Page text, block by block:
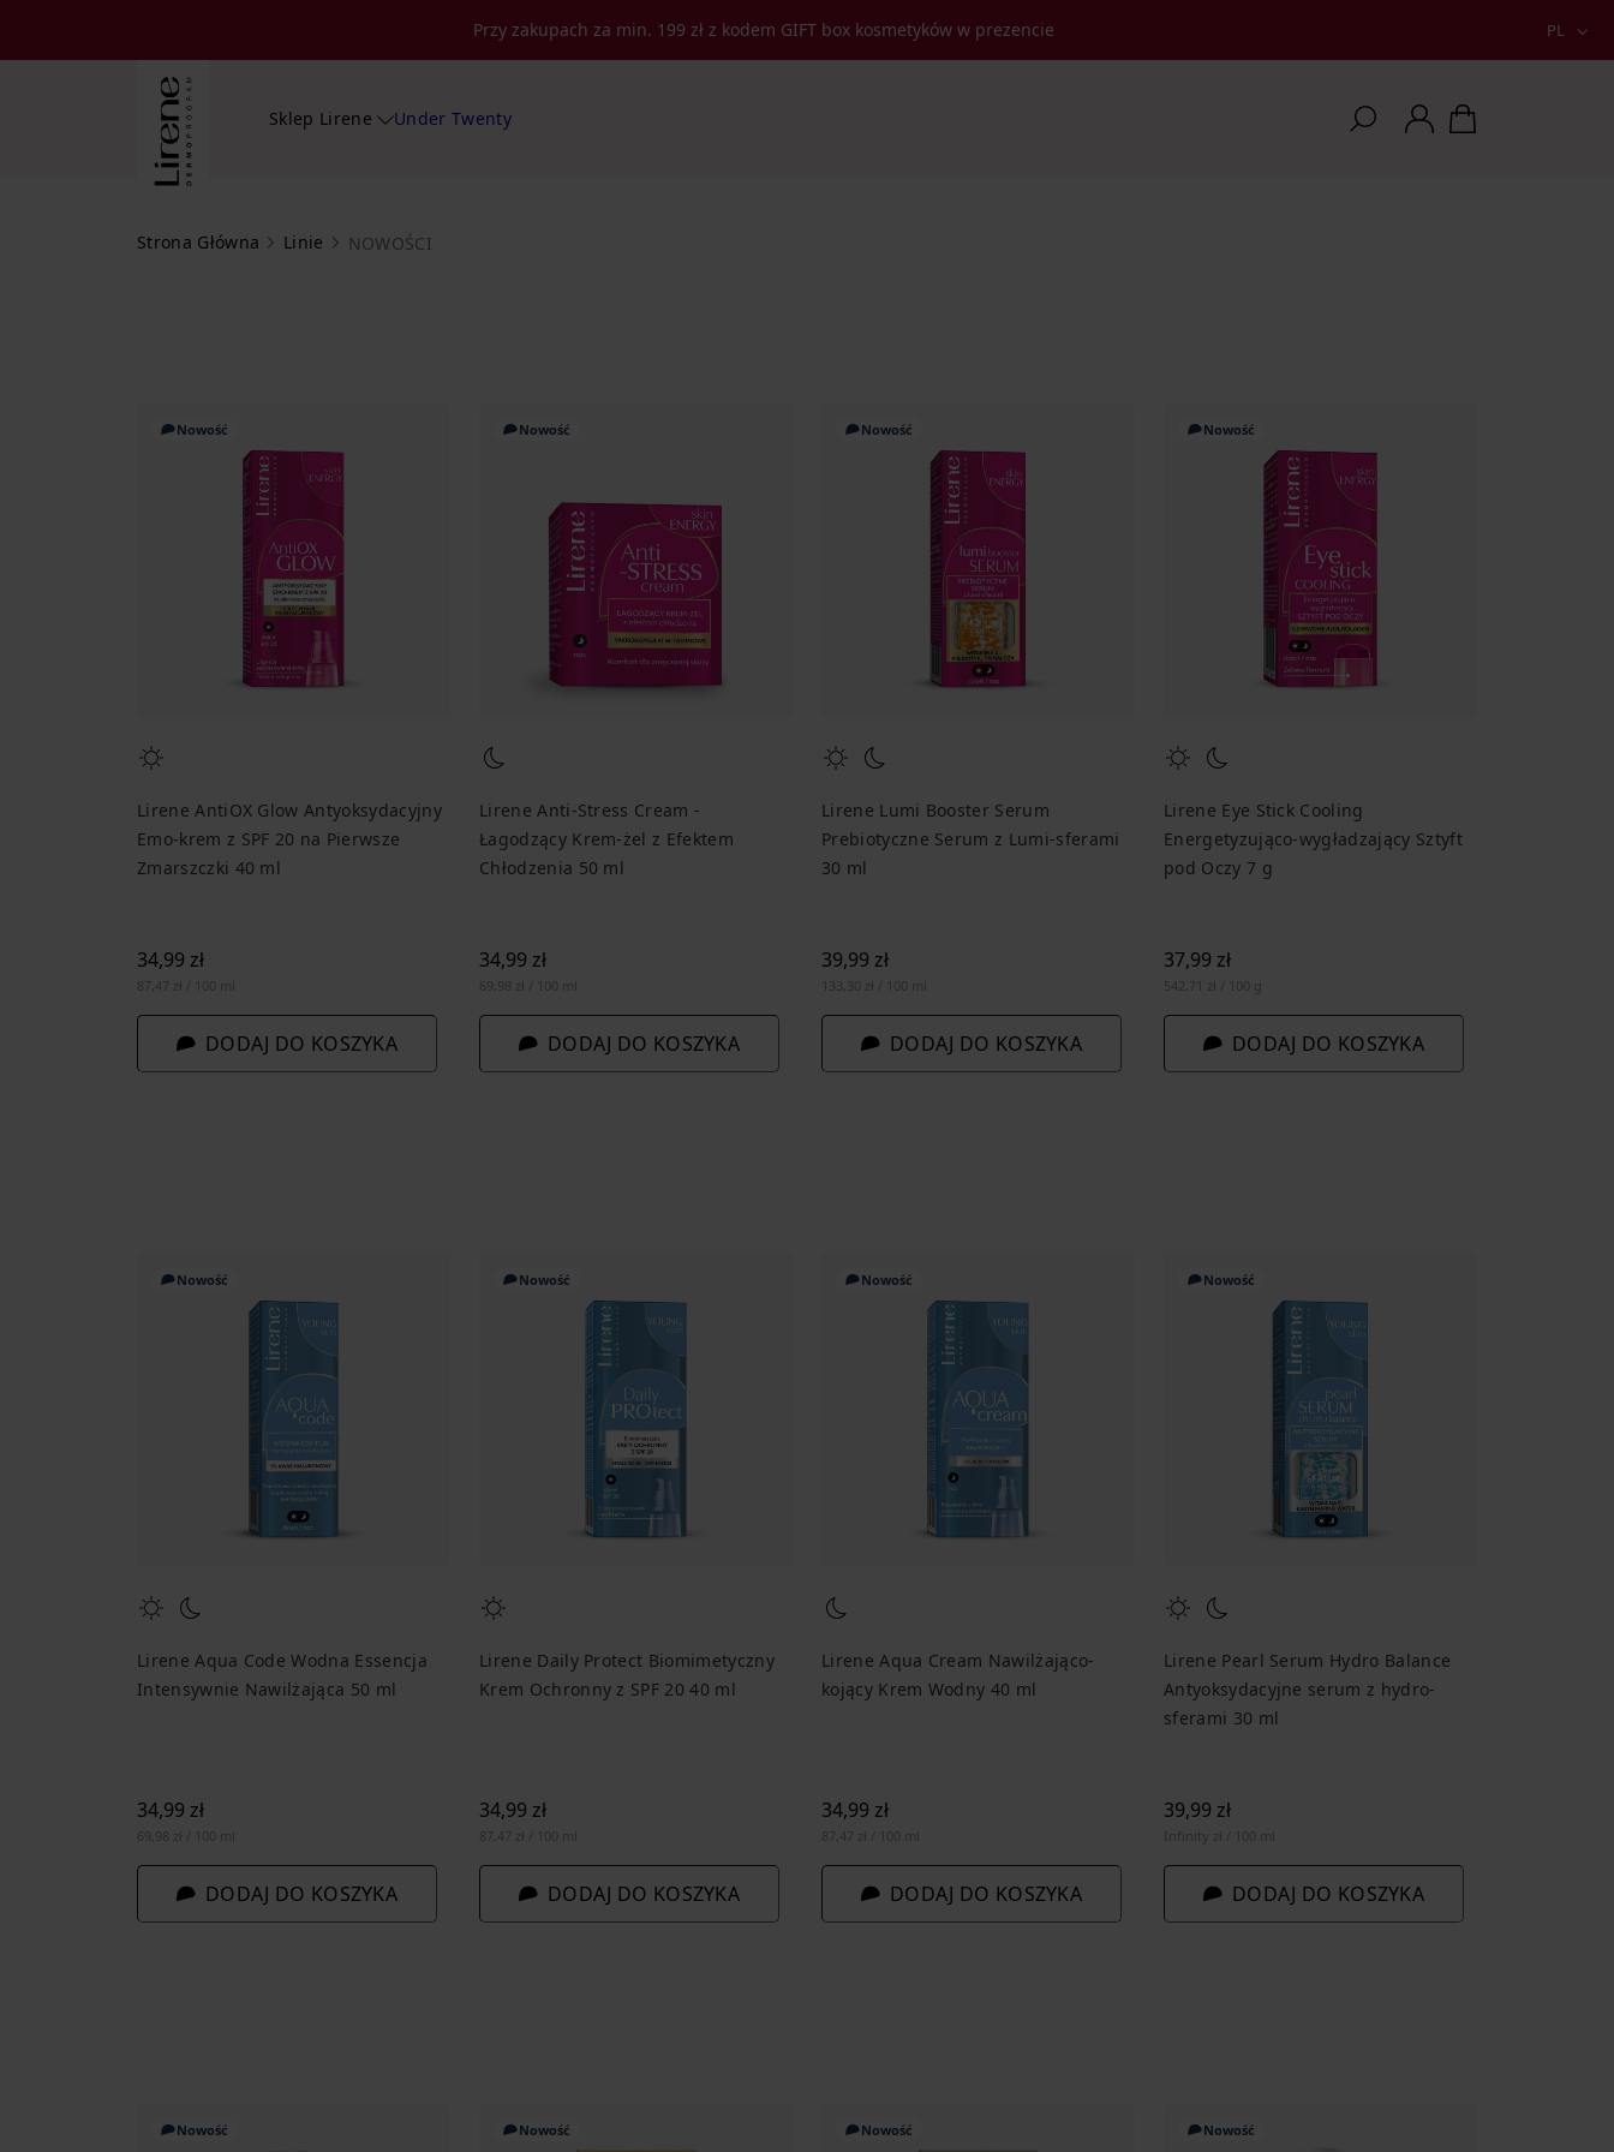
Przy zakupach za min. 199 zł z kodem GIFT box kosmetyków w prezencie PL
Sklep Lirene Under Twenty
Strona Główna Linie NOWOŚCI
Nowość
Lirene AntiOX Glow Antyoksydacyjny
Emo-krem z SPF 20 na Pierwsze
Zmarszczki 40 ml
34,99 zł
87,47 zł / 100 ml
DODAJ DO KOSZYKA
Nowość
Lirene Anti-Stress Cream -
Łagodzący Krem-żel z Efektem
Chłodzenia 50 ml
34,99 zł
69,98 zł / 100 ml
DODAJ DO KOSZYKA
Nowość
Lirene Lumi Booster Serum
Prebiotyczne Serum z Lumi-sferami
30 ml
39,99 zł
133,30 zł / 100 ml
DODAJ DO KOSZYKA
Nowość
Lirene Eye Stick Cooling
Energetyzująco-wygładzający Sztyft
pod Oczy 7 g
37,99 zł
542,71 zł / 100 g
DODAJ DO KOSZYKA
Nowość
Lirene Aqua Code Wodna Essencja
Intensywnie Nawilżająca 50 ml
34,99 zł
69,98 zł / 100 ml
DODAJ DO KOSZYKA
Nowość
Lirene Daily Protect Biomimetyczny
Krem Ochronny z SPF 20 40 ml
34,99 zł
87,47 zł / 100 ml
DODAJ DO KOSZYKA
Nowość
Lirene Aqua Cream Nawilżająco-
kojący Krem Wodny 40 ml
34,99 zł
87,47 zł / 100 ml
DODAJ DO KOSZYKA
Nowość
Lirene Pearl Serum Hydro Balance
Antyoksydacyjne serum z hydro-
sferami 30 ml
39,99 zł
Infinity zł / 100 ml
DODAJ DO KOSZYKA
Nowość Nowość Nowość Nowość